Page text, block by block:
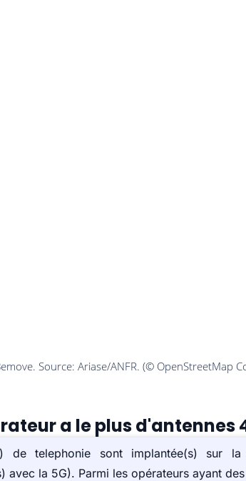
a le plus d'antennes
de telephonie sont implantée(s) sur
avec la 5G). Parmi les opérateurs ayant